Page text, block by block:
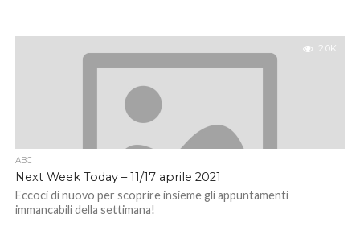
2.0K
ABC
Next Week Today – 11/17 aprile 2021
Eccoci di nuovo per scoprire insieme gli appuntamenti
immancabili della settimana!